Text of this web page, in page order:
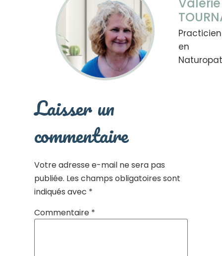
en
Laisser un
commentaire
Votre adresse e-mail ne sera pas
publiée. Les champs obligatoires sont
indiqués avec *
Commentaire *